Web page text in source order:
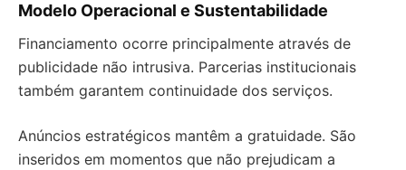
Modelo Operacional e Sustentabilidade
Financiamento ocorre principalmente através de
publicidade não intrusiva. Parcerias institucionais
também garantem continuidade dos serviços.
Anúncios estratégicos mantêm a gratuidade. São
inseridos em momentos que não prejudicam a